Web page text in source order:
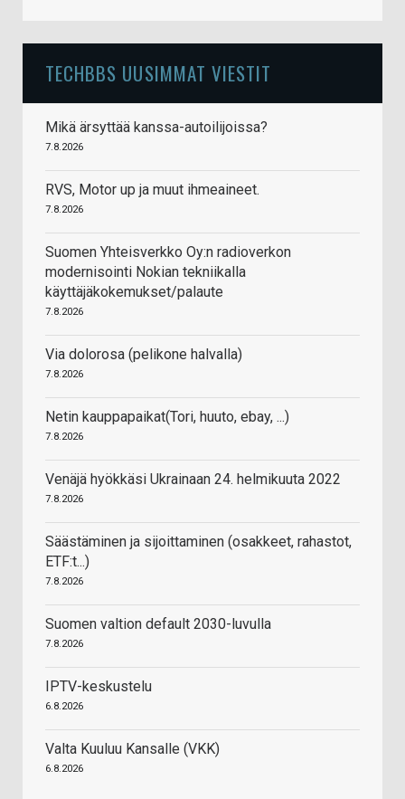
TECHBBS UUSIMMAT VIESTIT
Mikä ärsyttää kanssa-autoilijoissa?
7.8.2026
RVS, Motor up ja muut ihmeaineet.
7.8.2026
Suomen Yhteisverkko Oy:n radioverkon
modernisointi Nokian tekniikalla
käyttäjäkokemukset/palaute
7.8.2026
Via dolorosa (pelikone halvalla)
7.8.2026
Netin kauppapaikat(Tori, huuto, ebay, ...)
7.8.2026
Venäjä hyökkäsi Ukrainaan 24. helmikuuta 2022
7.8.2026
Säästäminen ja sijoittaminen (osakkeet, rahastot,
ETF:t...)
7.8.2026
Suomen valtion default 2030-luvulla
7.8.2026
IPTV-keskustelu
6.8.2026
Valta Kuuluu Kansalle (VKK)
6.8.2026